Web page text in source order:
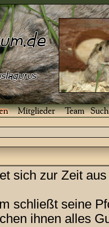
sich zur Zeit
schließt seine
ihnen alles